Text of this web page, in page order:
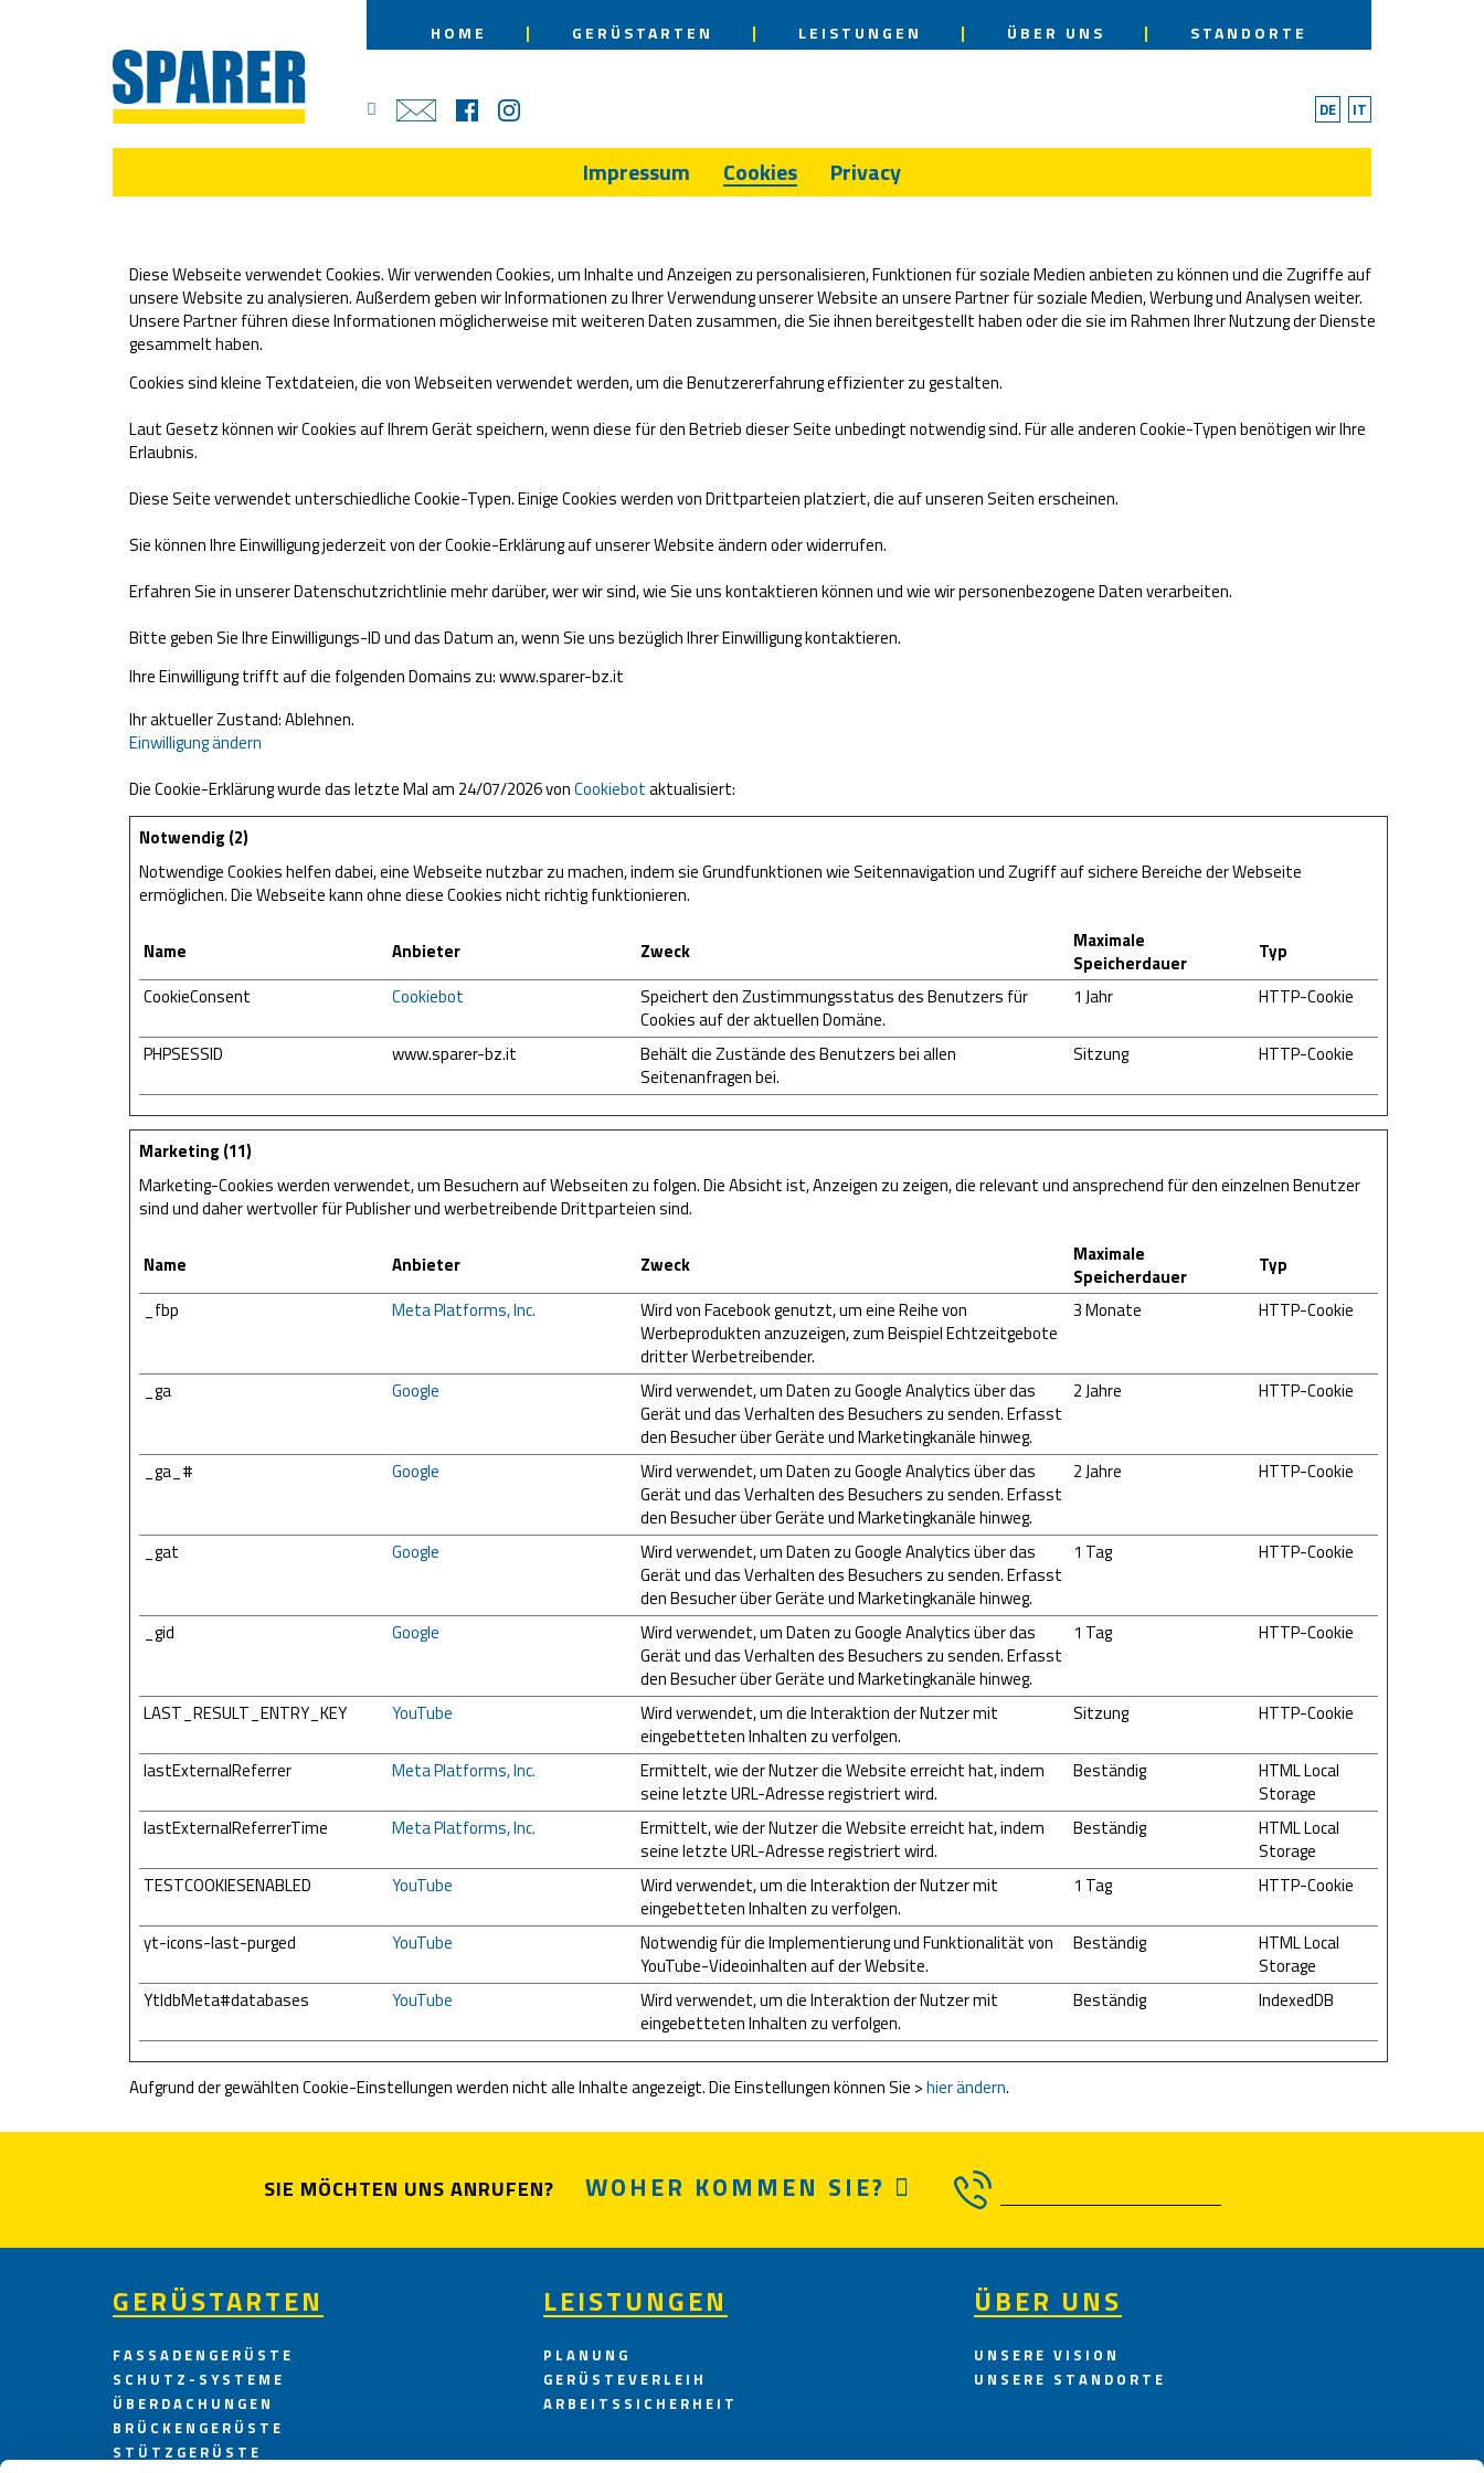
HOME GERÜSTARTEN LEISTUNGEN ÜBER UNS STANDORTE
DE IT
Impressum Cookies Privacy
Diese Webseite verwendet Cookies. Wir verwenden Cookies, um Inhalte und Anzeigen zu personalisieren, Funktionen für soziale Medien anbieten zu können und die Zugriffe auf
unsere Website zu analysieren. Außerdem geben wir Informationen zu Ihrer Verwendung unserer Website an unsere Partner für soziale Medien, Werbung und Analysen weiter.
Unsere Partner führen diese Informationen möglicherweise mit weiteren Daten zusammen, die Sie ihnen bereitgestellt haben oder die sie im Rahmen Ihrer Nutzung der Dienste
gesammelt haben.
Cookies sind kleine Textdateien, die von Webseiten verwendet werden, um die Benutzererfahrung effizienter zu gestalten.
Laut Gesetz können wir Cookies auf Ihrem Gerät speichern, wenn diese für den Betrieb dieser Seite unbedingt notwendig sind. Für alle anderen Cookie-Typen benötigen wir Ihre
Erlaubnis.
Diese Seite verwendet unterschiedliche Cookie-Typen. Einige Cookies werden von Drittparteien platziert, die auf unseren Seiten erscheinen.
Sie können Ihre Einwilligung jederzeit von der Cookie-Erklärung auf unserer Website ändern oder widerrufen.
Erfahren Sie in unserer Datenschutzrichtlinie mehr darüber, wer wir sind, wie Sie uns kontaktieren können und wie wir personenbezogene Daten verarbeiten.
Bitte geben Sie Ihre Einwilligungs-ID und das Datum an, wenn Sie uns bezüglich Ihrer Einwilligung kontaktieren.
Ihre Einwilligung trifft auf die folgenden Domains zu: www.sparer-bz.it
Ihr aktueller Zustand: Ablehnen.
Einwilligung ändern
Die Cookie-Erklärung wurde das letzte Mal am 24/07/2026 vonCookiebotaktualisiert:
Notwendig (2)
Notwendige Cookies helfen dabei, eine Webseite nutzbar zu machen, indem sie Grundfunktionen wie Seitennavigation und Zugriff auf sichere Bereiche der Webseite
ermöglichen. Die Webseite kann ohne diese Cookies nicht richtig funktionieren.
Name Anbieter Zweck
Maximale
Speicherdauer
Typ
CookieConsent
Cookiebot
Speichert den Zustimmungsstatus des Benutzers für
Cookies auf der aktuellen Domäne.
1 Jahr HTTP-Cookie
PHPSESSID www.sparer-bz.it
Behält die Zustände des Benutzers bei allen
Seitenanfragen bei.
Sitzung HTTP-Cookie
Marketing (11)
Marketing-Cookies werden verwendet, um Besuchern auf Webseiten zu folgen. Die Absicht ist, Anzeigen zu zeigen, die relevant und ansprechend für den einzelnen Benutzer
sind und daher wertvoller für Publisher und werbetreibende Drittparteien sind.
Name Anbieter Zweck
Maximale
Speicherdauer
Typ
_fbp
Meta Platforms, Inc.
Wird von Facebook genutzt, um eine Reihe von
Werbeprodukten anzuzeigen, zum Beispiel Echtzeitgebote
dritter Werbetreibender.
3 Monate HTTP-Cookie
_ga Google
Wird verwendet, um Daten zu Google Analytics über das
Gerät und das Verhalten des Besuchers zu senden. Erfasst
den Besucher über Geräte und Marketingkanäle hinweg.
2 Jahre HTTP-Cookie
_ga_# Google
Wird verwendet, um Daten zu Google Analytics über das
Gerät und das Verhalten des Besuchers zu senden. Erfasst
den Besucher über Geräte und Marketingkanäle hinweg.
2 Jahre HTTP-Cookie
_gat Google
Wird verwendet, um Daten zu Google Analytics über das
Gerät und das Verhalten des Besuchers zu senden. Erfasst
den Besucher über Geräte und Marketingkanäle hinweg.
1 Tag HTTP-Cookie
_gid Google
Wird verwendet, um Daten zu Google Analytics über das
Gerät und das Verhalten des Besuchers zu senden. Erfasst
den Besucher über Geräte und Marketingkanäle hinweg.
1 Tag HTTP-Cookie
LAST_RESULT_ENTRY_KEY YouTube
Wird verwendet, um die Interaktion der Nutzer mit
eingebetteten Inhalten zu verfolgen.
Sitzung HTTP-Cookie
lastExternalReferrer Meta Platforms, Inc.
Ermittelt, wie der Nutzer die Website erreicht hat, indem
seine letzte URL-Adresse registriert wird.
Beständig
HTML Local
Storage
lastExternalReferrerTime
Meta Platforms, Inc.
Ermittelt, wie der Nutzer die Website erreicht hat, indem
seine letzte URL-Adresse registriert wird.
Beständig
HTML Local
Storage
TESTCOOKIESENABLED
YouTube
Wird verwendet, um die Interaktion der Nutzer mit
eingebetteten Inhalten zu verfolgen.
1 Tag HTTP-Cookie
yt-icons-last-purged YouTube
Notwendig für die Implementierung und Funktionalität von
YouTube-Videoinhalten auf der Website.
Beständig
HTML Local
Storage
YtIdbMeta#databases
YouTube
Wird verwendet, um die Interaktion der Nutzer mit
eingebetteten Inhalten zu verfolgen.
Beständig IndexedDB
Aufgrund der gewählten Cookie-Einstellungen werden nicht alle Inhalte angezeigt. Die Einstellungen können Sie >hier ändern.
SIE MÖCHTEN UNS ANRUFEN? WOHER KOMMEN SIE?
GERÜSTARTEN
FASSADENGERÜSTE
SCHUTZ-SYSTEME
ÜBERDACHUNGEN
BRÜCKENGERÜSTE
STÜTZGERÜSTE
LEISTUNGEN
PLANUNG
GERÜSTEVERLEIH
ARBEITSSICHERHEIT
ÜBER UNS
UNSERE VISION
UNSERE STANDORTE